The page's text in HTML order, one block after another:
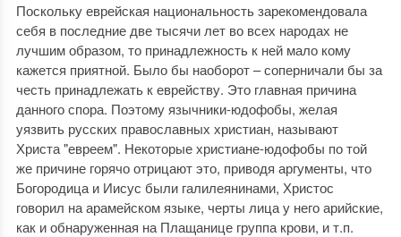
Поскольку еврейская национальность зарекомендовала
себя в последние две тысячи лет во всех народах не
лучшим образом, то принадлежность к ней мало кому
кажется приятной. Было бы наоборот – соперничали бы за
честь принадлежать к еврейству. Это главная причина
данного спора. Поэтому язычники-юдофобы, желая
уязвить русских православных христиан, называют
Христа "евреем". Некоторые христиане-юдофобы по той
же причине горячо отрицают это, приводя аргументы, что
Богородица и Иисус были галилеянинами, Христос
говорил на арамейском языке, черты лица у него арийские,
как и обнаруженная на Плащанице группа крови, и т.п.